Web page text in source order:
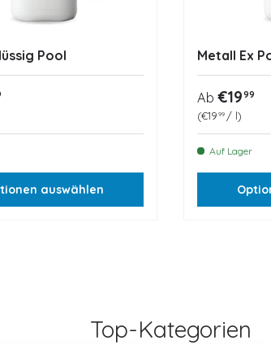
Pool
Preis
auswählen
Metall Ex
Normaler
Ab €1999
Grundpreis
€19 99 / l
Auf Lager
Top-Kategorien